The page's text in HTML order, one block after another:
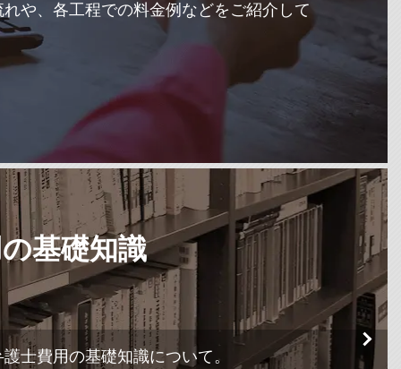
や、各工程での料金例などをご紹介して
基礎知識
士費用の基礎知識について。